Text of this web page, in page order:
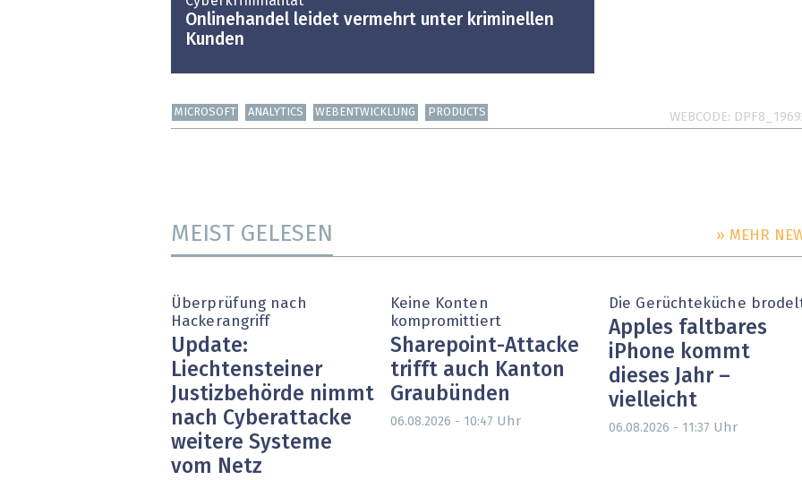
Onlinehandel leidet vermehrt unter kriminellen
Kunden
MICROSOFT ANALYTICS WEBENTWICKLUNG PRODUCTS WEBCODE
MEIST GELESEN » MEHR
Überprüfung nach
Hackerangriff
Update:
Liechtensteiner
Justizbehörde nimmt
nach Cyberattacke
weitere Systeme
vom Netz
Keine Konten
kompromittiert
Sharepoint-Attacke
trifft auch Kanton
Graubünden
06.08.2026 - 10:47 Uhr
Die Gerüchteküche
Apples faltbares
iPhone kommt
dieses Jahr –
vielleicht
06.08.2026 - 11:37 Uhr